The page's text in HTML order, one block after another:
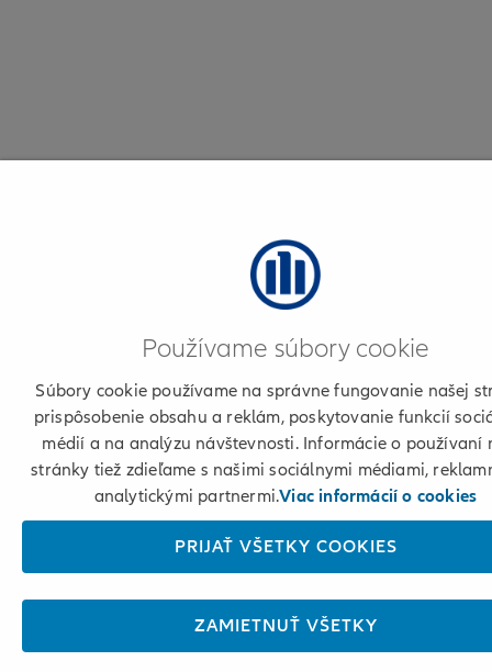
Používame súbory cookie
Súbory cookie používame na správne fungovanie našej
prispôsobenie obsahu a reklám, poskytovanie funkcií
médií a na analýzu návštevnosti. Informácie o používaní
stránky tiež zdieľame s našimi sociálnymi médiami,
analytickými partnermi.Viac informácií o cookies
PRIJAŤ VŠETKY COOKIES
ZAMIETNUŤ VŠETKY